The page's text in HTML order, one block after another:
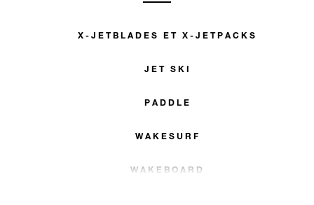
X-JETBLADES ET X-JETPACKS
JET SKI
PADDLE
WAKESURF
WAKEBOARD